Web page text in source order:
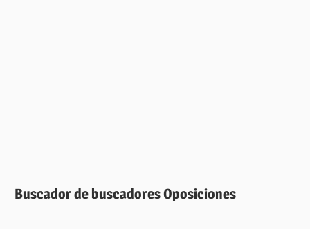
Buscador de buscadores Oposiciones